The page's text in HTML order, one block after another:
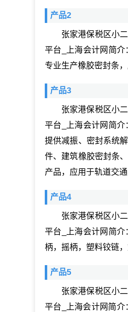
产品2
张家港保税区小
平台_上海会计网简介
专业生产橡胶密封条
产品3
张家港保税区小
平台_上海会计网简
提供减振、密封系统
件、建筑橡胶密封条
产品，应用于轨道交
产品4
张家港保税区小
平台_上海会计网简
柄，摇柄，塑料铰链
产品5
张家港保税区小
平台_上海会计网简